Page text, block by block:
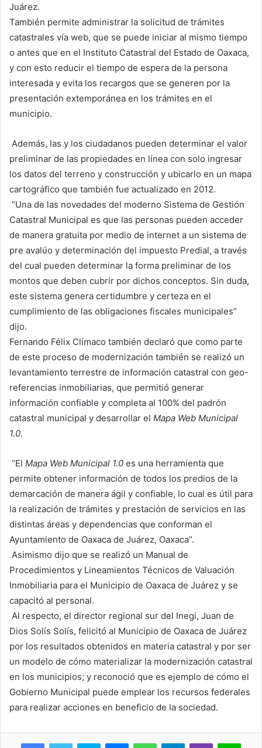
Juárez.
También permite administrar la solicitud de trámites
catastrales vía web, que se puede iniciar al mismo tiempo
o antes que en el Instituto Catastral del Estado de Oaxaca,
y con esto reducir el tiempo de espera de la persona
interesada y evita los recargos que se generen por la
presentación extemporánea en los trámites en el
municipio.
Además, las y los ciudadanos pueden determinar el valor
preliminar de las propiedades en línea con solo ingresar
los datos del terreno y construcción y ubicarlo en un mapa
cartográfico que también fue actualizado en 2012.
“Una de las novedades del moderno Sistema de Gestión
Catastral Municipal es que las personas pueden acceder
de manera gratuita por medio de internet a un sistema de
pre avalúo y determinación del impuesto Predial, a través
del cual pueden determinar la forma preliminar de los
montos que deben cubrir por dichos conceptos. Sin duda,
este sistema genera certidumbre y certeza en el
cumplimiento de las obligaciones fiscales municipales”
dijo.
Fernando Félix Clímaco también declaró que como parte
de este proceso de modernización también se realizó un
levantamiento terrestre de información catastral con geo-
referencias inmobiliarias, que permitió generar
información confiable y completa al 100% del padrón
catastral municipal y desarrollar el Mapa Web Municipal
1.0.
“El Mapa Web Municipal 1.0 es una herramienta que
permite obtener información de todos los predios de la
demarcación de manera ágil y confiable, lo cual es útil para
la realización de trámites y prestación de servicios en las
distintas áreas y dependencias que conforman el
Ayuntamiento de Oaxaca de Juárez, Oaxaca”.
Asimismo dijo que se realizó un Manual de
Procedimientos y Lineamientos Técnicos de Valuación
Inmobiliaria para el Municipio de Oaxaca de Juárez y se
capacitó al personal.
Al respecto, el director regional sur del Inegi, Juan de
Dios Solís Solís, felicitó al Municipio de Oaxaca de Juárez
por los resultados obtenidos en materia catastral y por ser
un modelo de cómo materializar la modernización catastral
en los municipios; y reconoció que es ejemplo de cómo el
Gobierno Municipal puede emplear los recursos federales
para realizar acciones en beneficio de la sociedad.
Skype MessengerWhatsAppTelegramViber Line